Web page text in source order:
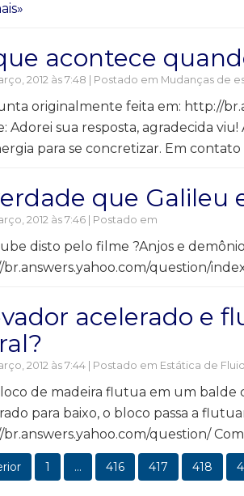
acontece
2012 às 7:48 | Postado em Mudanças de
originalmente feita em: http://
Adorei sua resposta, agradecida
para se concretizar. Em
que
2012 às 7:46 | Postado em
disto pelo filme ?Anjos e
question/
acelerado e
2012 às 7:44 | Postado em Estática de
de madeira flutua em um balde
para baixo, o bloco passa a
question/
1 … 416 417 418